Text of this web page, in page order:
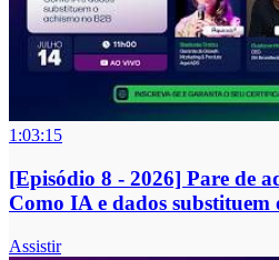
1:03:15
[Episódio 8 - 2026] Pare de
Como IA e dados substituem
Assistir